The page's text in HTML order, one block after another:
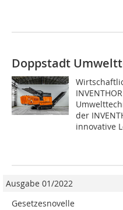
Doppstadt
der
innovative
Ausgabe 01/2022
Gesetzesnovelle